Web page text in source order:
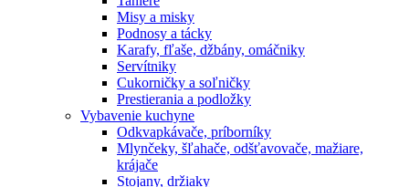
Misy a misky
Podnosy a tácky
Karafy, fľaše, džbány, omáčniky
Servítniky
Cukorničky a soľničky
Prestierania a podložky
Vybavenie kuchyne
Odkvapkávače, príborníky
Mlynčeky, šľahače, odšťavovače, mažiare,
krájače
Stojany, držiaky